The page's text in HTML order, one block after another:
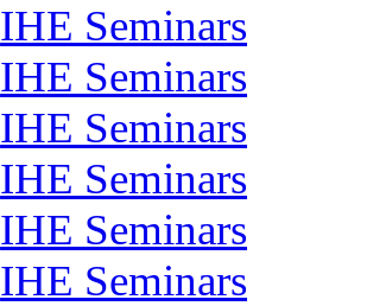
IHE Seminars
IHE Seminars
IHE Seminars
IHE Seminars
IHE Seminars
IHE Seminars